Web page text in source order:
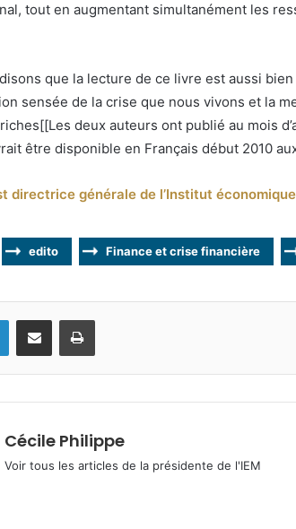
tout en augmentant simultanément les
que la lecture de ce livre est aussi
sensée de la crise que nous vivons et la
deux auteurs ont publié au mois
être disponible en Français début 2010
directrice générale de l’Institut
edito Finance et crise financière
LinkedinPartagez par mail Imprimez
Cécile Philippe
Voir tous les articles de la présidente de l'IEM